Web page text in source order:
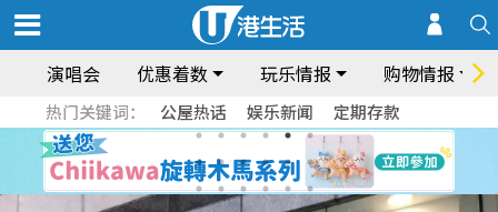
演唱会 优惠着数 玩乐情报 购物情报
热门关键词： 公屋热话 娱乐新闻 定期存款